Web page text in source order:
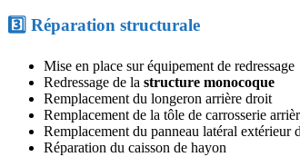
3️⃣ Réparation structurale
Mise en place sur équipement de redressage
Redressage de la structure monocoque
Remplacement du longeron arrière droit
Remplacement de la tôle de carrosserie
Remplacement du panneau latéral extérieur
Réparation du caisson de hayon